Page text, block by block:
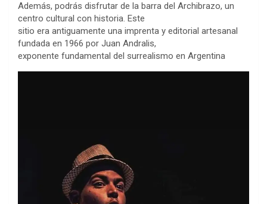
Además, podrás disfrutar de la barra del Archibrazo, un
centro cultural con historia. Este
sitio era antiguamente una imprenta y editorial artesanal
fundada en 1966 por Juan Andralis,
exponente fundamental del surrealismo en Argentina